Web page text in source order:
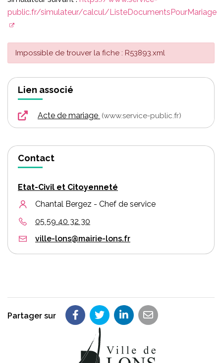
public.fr/simulateur/calcul/ListeDocumentsPourMariage
Impossible de trouver la fiche : R53893.xml
Lien associé
Acte de mariage www.service-public.fr
Contact
Etat-Civil et Citoyenneté
Chantal Bergez - Chef de service
05 59 40 32 30
ville-lons@mairie-lons.fr
Partager sur Partager sur Facebook
Partager sur Twitter
Partager sur LinkedIn
Partager par